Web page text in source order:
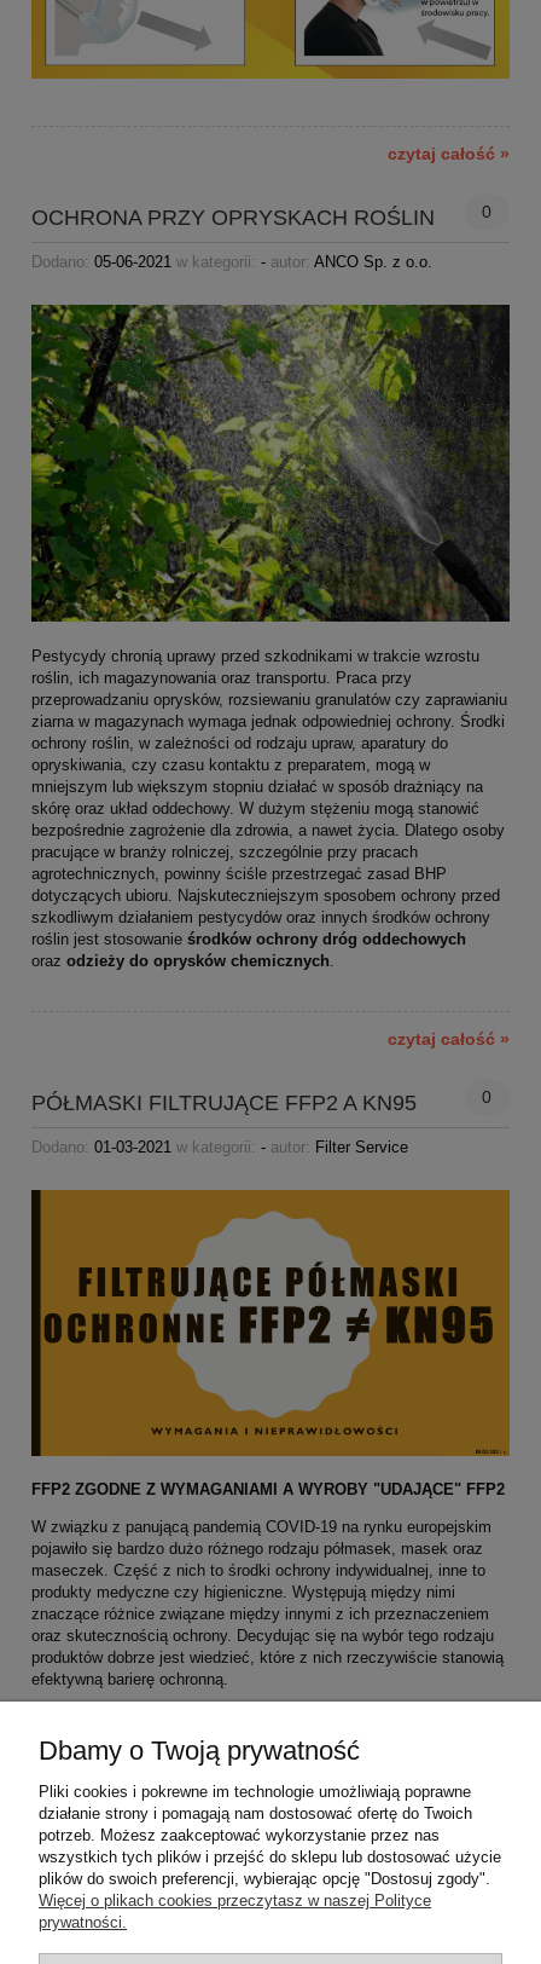
czytaj całość »
OCHRONA PRZY OPRYSKACH ROŚLIN 0
Dodano: 05-06-2021 w kategorii: - autor: ANCO Sp. z o.o.
Pestycydy chronią uprawy przed szkodnikami w trakcie wzrostu
roślin, ich magazynowania oraz transportu. Praca przy
przeprowadzaniu oprysków, rozsiewaniu granulatów czy zaprawianiu
ziarna w magazynach wymaga jednak odpowiedniej ochrony. Środki
ochrony roślin, w zależności od rodzaju upraw, aparatury do
opryskiwania, czy czasu kontaktu z preparatem, mogą w
mniejszym lub większym stopniu działać w sposób drażniący na
skórę oraz układ oddechowy. W dużym stężeniu mogą stanowić
bezpośrednie zagrożenie dla zdrowia, a nawet życia. Dlatego osoby
pracujące w branży rolniczej, szczególnie przy pracach
agrotechnicznych, powinny ściśle przestrzegać zasad BHP
dotyczących ubioru. Najskuteczniejszym sposobem ochrony przed
szkodliwym działaniem pestycydów oraz innych środków ochrony
roślin jest stosowanie środków ochrony dróg oddechowych
oraz odzieży do oprysków chemicznych
czytaj całość »
PÓŁMASKI FILTRUJĄCE FFP2 A KN95 0
Dodano: 01-03-2021 w kategorii: - autor: Filter Service
FFP2 ZGODNE Z WYMAGANIAMI A WYROBY "UDAJĄCE" FFP2
W związku z panującą pandemią COVID-19 na rynku europejskim
pojawiło się bardzo dużo różnego rodzaju półmasek, masek oraz
maseczek. Część z nich to środki ochrony indywidualnej, inne to
produkty medyczne czy higieniczne. Występują między nimi
znaczące różnice związane między innymi z ich przeznaczeniem
oraz skutecznością ochrony. Decydując się na wybór tego rodzaju
produktów dobrze jest wiedzieć, które z nich rzeczywiście stanowią
efektywną barierę ochronną.
czytaj całość »
Pomoc
Moje konto
Dbamy o Twoją prywatność
Pliki cookies i pokrewne im technologie umożliwiają poprawne
działanie strony i pomagają nam dostosować ofertę do Twoich
potrzeb. Możesz zaakceptować wykorzystanie przez nas
wszystkich tych plików i przejść do sklepu lub dostosować użycie
plików do swoich preferencji, wybierając opcję "Dostosuj zgody".
Więcej o plikach cookies przeczytasz w naszej Polityce
prywatności.